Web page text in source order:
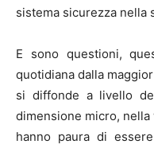
sistema sicurezza nella
E sono questioni,
quotidiana dalla
si diffonde a livello
dimensione micro,
hanno paura di